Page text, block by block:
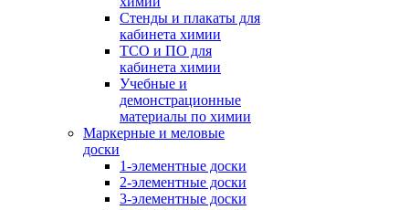
Стенды и плакаты для
кабинета химии
ТСО и ПО для
кабинета химии
Учебные и
демонстрационные
материалы по химии
Маркерные и меловые
доски
1-элементные доски
2-элементные доски
3-элементные доски